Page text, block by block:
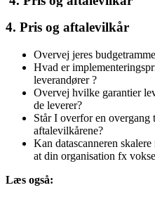
4. Pris og aftalevilkår
Overvej jeres budgetramme
Hvad er
leverandører ?
Overvej hvilke garantier
de leverer?
Står I overfor en
aftalevilkårene?
Kan datascanneren
at din organisation fx
Læs også: